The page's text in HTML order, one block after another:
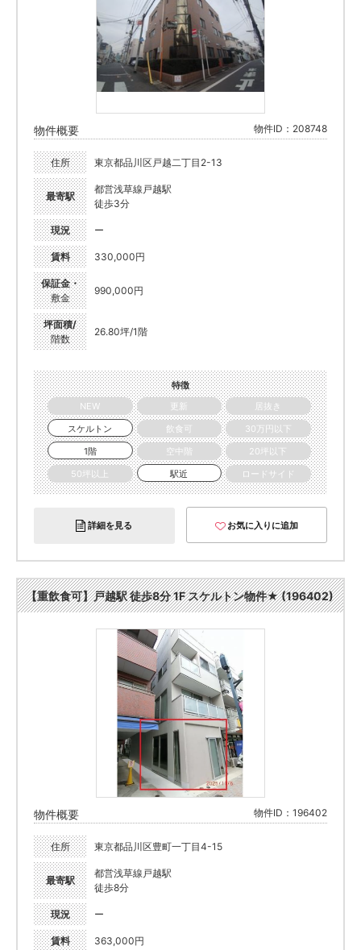
物件概要 物件ID：208748
住所 東京都品川区戸越二丁目2-13
最寄駅
都営浅草線戸越駅
徒歩3分
現況 ー
賃料 330,000円
保証金・
敷金
990,000円
坪面積/
階数
26.80坪/1階
特徴
NEW
更新
居抜き
スケルトン
飲食可
30万円以下
1階
空中階
20坪以下
50坪以上
駅近 ロードサイド
詳細を見る お気に入りに追加
【重飲食可】戸越駅 徒歩8分 1F スケルトン物件★ (196402)
物件概要 物件ID：196402
住所 東京都品川区豊町一丁目4-15
最寄駅
都営浅草線戸越駅
徒歩8分
現況 ー
賃料 363,000円